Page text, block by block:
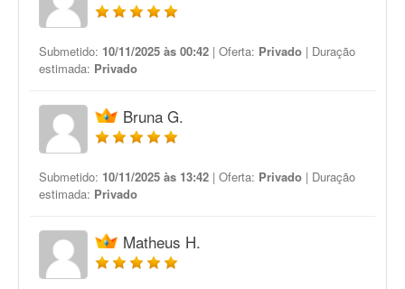
Submetido: 10/11/2025 às 00:42 | Oferta: Privado | Duração
estimada: Privado
Bruna G.
Submetido: 10/11/2025 às 13:42 | Oferta: Privado | Duração
estimada: Privado
Matheus H.